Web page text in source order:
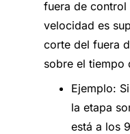
fuera de control
velocidad es
corte del fuera
sobre el tiempo
Ejemplo:
la etapa
está a los